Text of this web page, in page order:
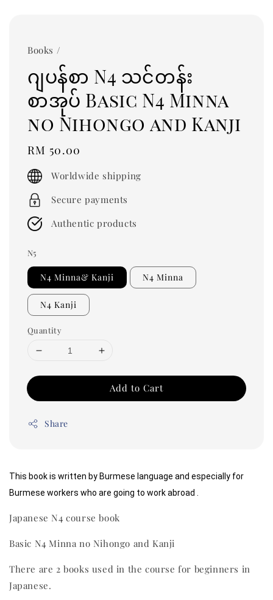
Books /
ဂျပန်စာ N4 သင်တန်း
စာအုပ် Basic N4 Minna
no Nihongo and Kanji
Regular
price
RM 50.00
Worldwide shipping
Secure payments
Authentic products
N5
N4 Minna& Kanji N4 Minna
N4 Kanji
Quantity
Add to Cart
Share
This book is written by Burmese language and especially for
Burmese workers who are going to work abroad .
Japanese N4 course book
Basic N4 Minna no Nihongo and Kanji
There are 2 books used in the course for beginners in
Japanese.